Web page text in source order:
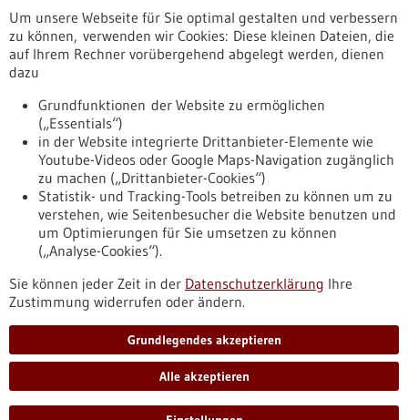
Erscheinungsdatum
Nach oben
Informiert bleiben
Newsletter abonnieren
Um unsere Webseite für Sie optimal gestalten und verbessern
zu können, verwenden wir Cookies: Diese kleinen Dateien, die
auf Ihrem Rechner vorübergehend abgelegt werden, dienen
dazu
Grundfunktionen der Website zu ermöglichen
(„Essentials“)
in der Website integrierte Drittanbieter-Elemente wie
Youtube-Videos oder Google Maps-Navigation zugänglich
zu machen („Drittanbieter-Cookies“)
Statistik- und Tracking-Tools betreiben zu können um zu
verstehen, wie Seitenbesucher die Website benutzen und
um Optimierungen für Sie umsetzen zu können
(„Analyse-Cookies“).
Sie können jeder Zeit in der Datenschutzerklärung Ihre
Zustimmung widerrufen oder ändern.
Grundlegendes akzeptieren
Alle akzeptieren